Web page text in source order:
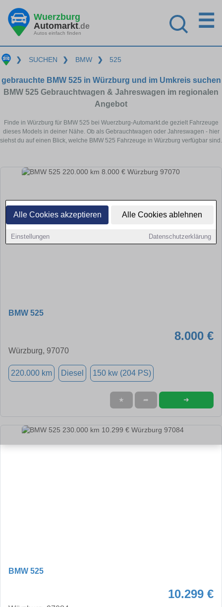
Alle Cookies akzeptieren Alle Cookies ablehnen
Einstellungen Datenschutzerklärung
Wuerzburg
Automarkt.de
Autos einfach finden
☰
❯ SUCHEN ❯ BMW ❯ 525
gebrauchte BMW 525 in Würzburg und im Umkreis suchen
BMW 525 Gebrauchtwagen & Jahreswagen im regionalen
Angebot
Finde in Würzburg für BMW 525 bei Wuerzburg-Automarkt.de gezielt Fahrzeuge
dieses Models in deiner Nähe. Ob als Gebrauchtwagen oder Jahreswagen - hier
siehst du auf einen Blick, welche BMW 525 Fahrzeuge in Würzburg verfügbar sind.
BMW 525
8.000 €
Würzburg, 97070
220.000 km Diesel 150 kw (204 PS)
★ ➦ ➜
BMW 525
10.299 €